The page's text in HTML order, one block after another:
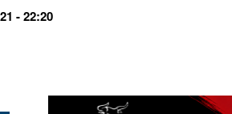
- 22:20